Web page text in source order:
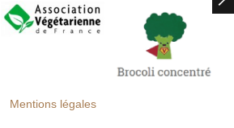
Mentions légales